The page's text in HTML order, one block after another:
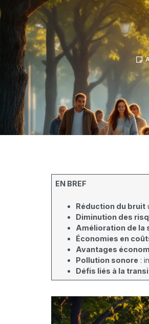
EN BREF
Réduction du bruit
Diminution des
Amélioration de la
Économies en
Avantages
Pollution sonore :
Défis liés à la